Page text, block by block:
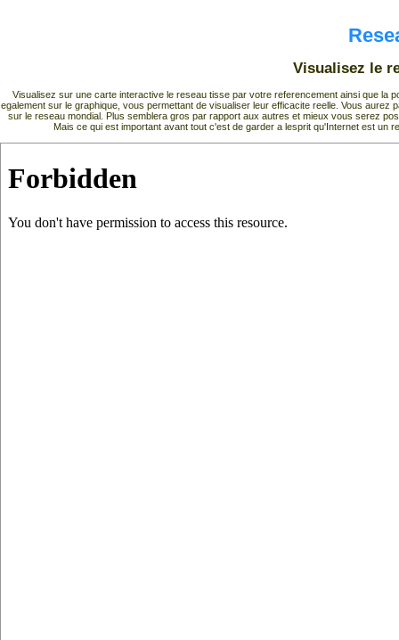
Visualisez le
Visualisez sur une carte interactive le reseau tisse par votre referencement ainsi que la
egalement sur le graphique, vous permettant de visualiser leur efficacite reelle. Vous
sur le reseau mondial. Plus semblera gros par rapport aux autres et mieux vous serez
Mais ce qui est important avant tout c'est de garder a lesprit qu'Internet est un